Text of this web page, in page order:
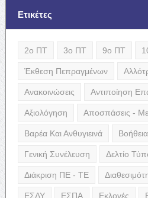
Ετικέτες
2ο ΠΤ 3ο ΠΤ 9ο ΠΤ
Έκθεση Πεπραγμένων
Ανακοινώσεις Αντιποίηση
Αξιολόγηση Αποσπάσεις -
Βαρέα Και Ανθυγιεινά
Γενική Συνέλευση Δελτίο
Διάκριση ΠΕ - ΤΕ
ΕΣΔΥ ΕΣΠΑ Εκλογές